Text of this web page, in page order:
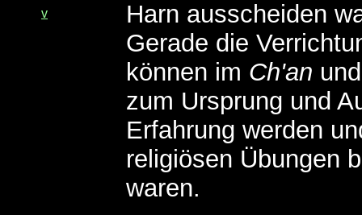
v
Harn ausscheiden
Gerade die
können im Ch'an
zum Ursprung und
Erfahrung werden
religiösen Übungen
waren.